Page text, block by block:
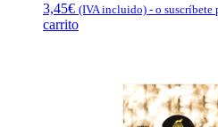
3,45€ (IVA incluido) - o suscríbete
carrito